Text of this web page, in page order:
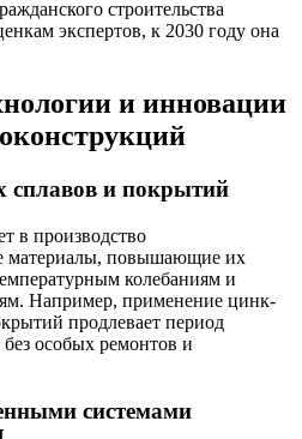
строительства
экспертов, к 2030 году она
и инновации
сплавов и покрытий
в производство
материалы, повышающие их
колебаниям и
Например, применение цинк-
продлевает период
особых ремонтов и
системами